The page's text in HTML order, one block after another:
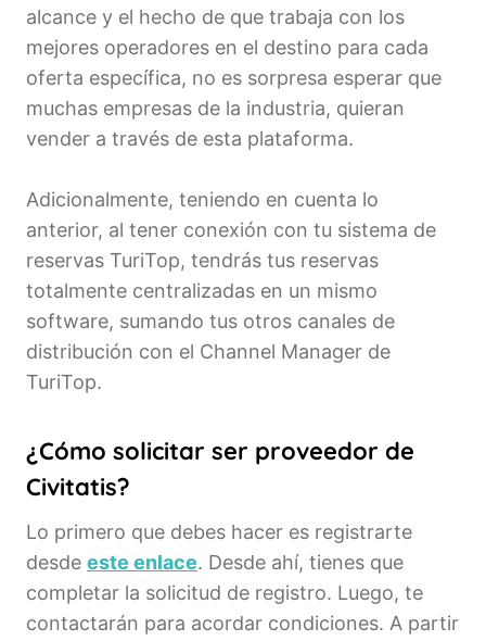
alcance y el hecho de que trabaja con los
mejores operadores en el destino para cada
oferta específica, no es sorpresa esperar que
muchas empresas de la industria, quieran
vender a través de esta plataforma.
Adicionalmente, teniendo en cuenta lo
anterior, al tener conexión con tu sistema de
reservas TuriTop, tendrás tus reservas
totalmente centralizadas en un mismo
software, sumando tus otros canales de
distribución con el Channel Manager de
TuriTop.
¿Cómo solicitar ser proveedor de
Civitatis?
Lo primero que debes hacer es registrarte
desde este enlace. Desde ahí, tienes que
completar la solicitud de registro. Luego, te
contactarán para acordar condiciones. A partir